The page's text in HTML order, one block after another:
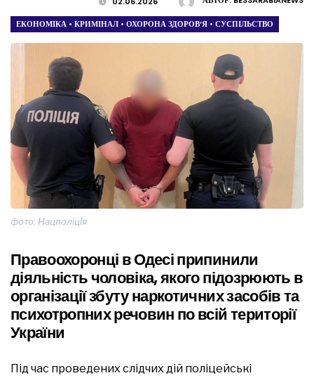
ЕКОНОМІКА • КРИМІНАЛ • ОХОРОНА ЗДОРОВ’Я • СУСПІЛЬСТВО
фото: Нацполіція
Правоохоронці в Одесі припинили
діяльність чоловіка, якого підозрюють в
організації збуту наркотичних засобів та
психотропних речовин по всій території
України
Під час проведених слідчих дій поліцейські